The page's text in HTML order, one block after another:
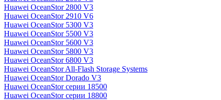
Huawei OceanStor 2800 V3
Huawei OceanStor 2910 V6
Huawei OceanStor 5300 V3
Huawei OceanStor 5500 V3
Huawei OceanStor 5600 V3
Huawei OceanStor 5800 V3
Huawei OceanStor 6800 V3
Huawei OceanStor All-Flash Storage Systems
Huawei OceanStor Dorado V3
Huawei OceanStor серии 18500
Huawei OceanStor серии 18800